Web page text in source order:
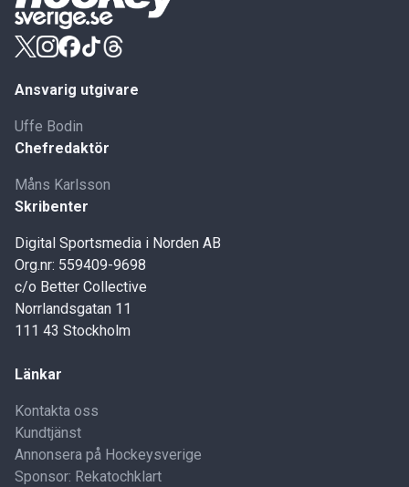
Ansvarig utgivare
Uffe Bodin
Chefredaktör
Måns Karlsson
Skribenter
Digital Sportsmedia i Norden AB
Org.nr: 559409-9698
c/o Better Collective
Norrlandsgatan 11
111 43 Stockholm
Länkar
Kontakta oss
Kundtjänst
Annonsera på Hockeysverige
Sponsor: Rekatochklart